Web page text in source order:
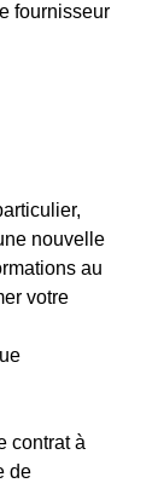
fournisseur
nouvelle
au
votre
contrat à
de